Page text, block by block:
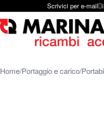
Salta al contenutoScrivici per e-mail
Home Portaggio e carico